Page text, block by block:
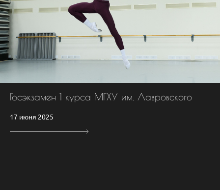
Госэкзамен 1 курса МГХУ им. Лавровского
17 июня 2025